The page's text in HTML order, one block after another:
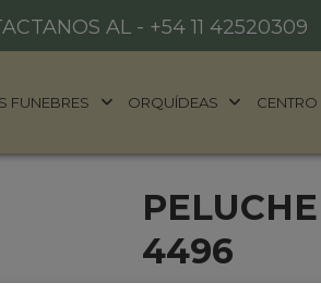
AL - +54 11 42520309
FUNEBRES ORQUÍDEAS
4496